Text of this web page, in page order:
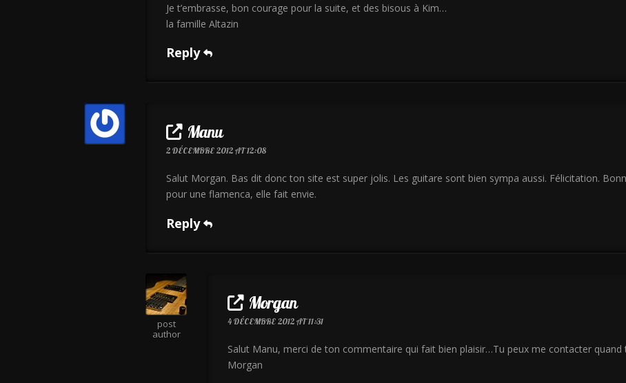
Je t’embrasse, bon courage pour la suite, et des bisous à Kim…
la famille Altazin
Reply
Manu
2 DÉCEMBRE 2012 AT 12:08
Salut Morgan. Bas dit donc ton site est super jolis. Les guitare sont bien sympa aussi. Félicitation.
pour une flamenca, elle fait envie.
Reply
post
author
Morgan
4 DÉCEMBRE 2012 AT 11:31
Salut Manu, merci de ton commentaire qui fait bien plaisir…Tu peux me contacter
Morgan